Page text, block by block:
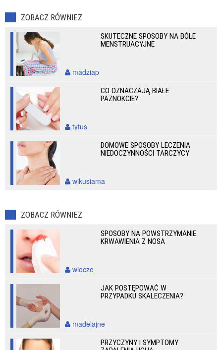
ZOBACZ RÓWNIEŻ
SKUTECZNE SPOSOBY NA BÓLE
MENSTRUACYJNE
madziap
CO OZNACZAJĄ BIAŁE
PAZNOKCIE?
tytus
DOMOWE SPOSOBY LECZENIA
NIEDOCZYNNOŚCI TARCZYCY
wikusiama
ZOBACZ RÓWNIEŻ
SPOSOBY NA POWSTRZYMANIE
KRWAWIENIA Z NOSA
wlocze
JAK POSTĘPOWAĆ W
PRZYPADKU SKALECZENIA?
madelajne
PRZYCZYNY I SYMPTOMY